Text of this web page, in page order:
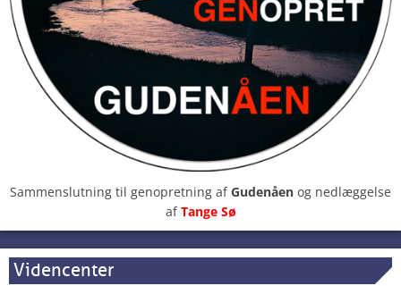
Sammenslutning til genopretning afGudenåen og nedlæggelse
afTange Sø
Videncenter